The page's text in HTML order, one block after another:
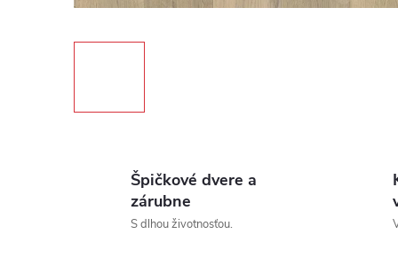
Špičkové dvere a
zárubne
S dlhou životnosťou.